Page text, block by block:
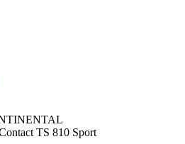
TS 810 Sport